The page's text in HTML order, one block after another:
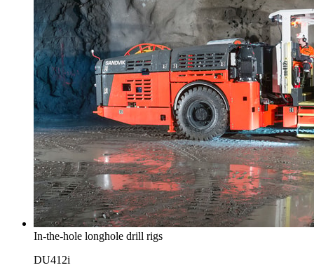
In-the-hole longhole drill rigs
DU412i